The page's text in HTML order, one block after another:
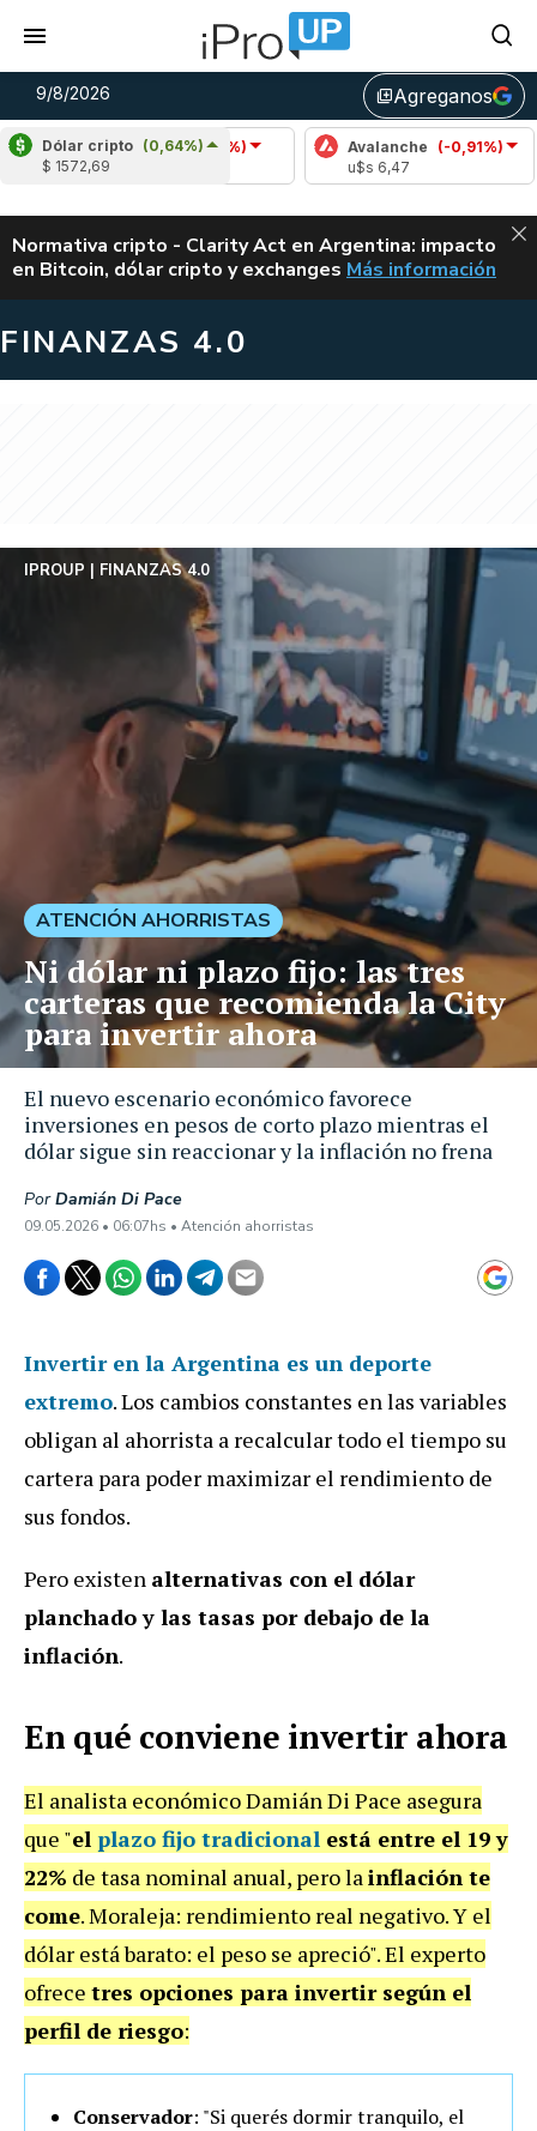
9/8/2026 library_addAgreganos
Dólar cripto (0,64%)
$ 1572,69
Cardano
(-1,63%)
u$s 0,20
Avalanche (-0,91%)
u$s 6,47
ALERTA
Normativa cripto - Clarity Act en Argentina: impacto
en Bitcoin, dólar cripto y exchanges CLARITY ACT EN
Más información
FINANZAS 4.0
El nuevo escenario económico favorece
inversiones en pesos de corto plazo mientras el
dólar sigue sin reaccionar y la inflación no frena
IPROUP FINANZAS 4.0
PorDamián Di Pace
09.05.2026 • 06:07hs • Atención ahorristas
ATENCIÓN AHORRISTAS
Ni dólar ni plazo fijo: las tres
carteras que recomienda la City
para invertir ahora
Invertir en la Argentina es un deporte
extremo. Los cambios constantes en las variables
obligan al ahorrista a recalcular todo el tiempo su
cartera para poder maximizar el rendimiento de
sus fondos.
Pero existen alternativas con el dólar
planchado y las tasas por debajo de la
inflación.
En qué conviene invertir ahora
El analista económico Damián Di Pace asegura
que "el plazo fijo tradicional está entre el 19 y
22% de tasa nominal anual, pero lainflación te
come. Moraleja: rendimiento real negativo. Y el
dólar está barato: el peso se apreció". El experto
ofrece tres opciones para invertir según el
perfil de riesgo:
Conservador: "Si querés dormir tranquilo, el